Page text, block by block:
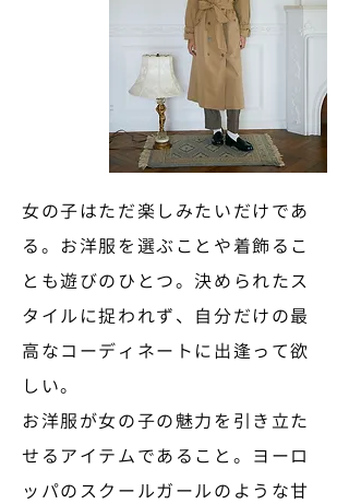
女の子はただ楽しみたいだけであ
る。お洋服を選ぶことや着飾るこ
とも遊びのひとつ。決められたス
タイルに捉われず、自分だけの最
高なコーディネートに出逢って欲
しい。
お洋服が女の子の魅力を引き立た
せるアイテムであること。ヨーロ
ッパのスクールガールのような甘